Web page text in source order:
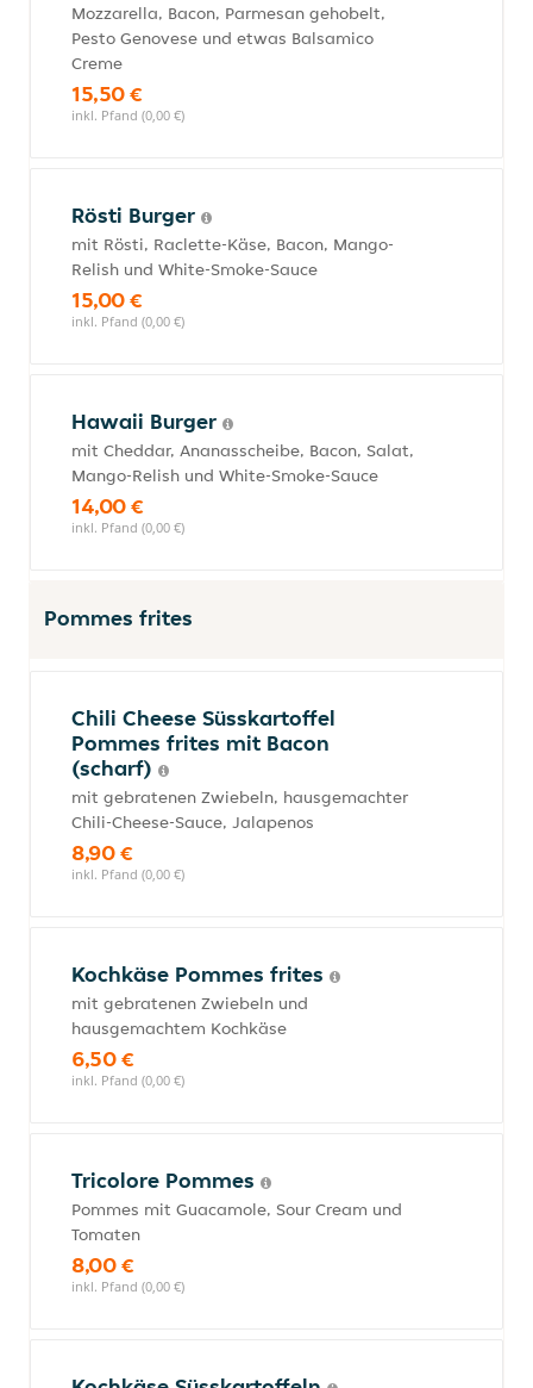
Mozzarella, Bacon, Parmesan gehobelt,
Pesto Genovese und etwas Balsamico
Creme
15,50 €
inkl. Pfand (0,00 €)
Rösti Burger
mit Rösti, Raclette-Käse, Bacon, Mango-
Relish und White-Smoke-Sauce
15,00 €
inkl. Pfand (0,00 €)
Hawaii Burger
mit Cheddar, Ananasscheibe, Bacon, Salat,
Mango-Relish und White-Smoke-Sauce
14,00 €
inkl. Pfand (0,00 €)
Pommes frites
Chili Cheese Süsskartoffel
Pommes frites mit Bacon
(scharf)
mit gebratenen Zwiebeln, hausgemachter
Chili-Cheese-Sauce, Jalapenos
8,90 €
inkl. Pfand (0,00 €)
Kochkäse Pommes frites
mit gebratenen Zwiebeln und
hausgemachtem Kochkäse
6,50 €
inkl. Pfand (0,00 €)
Tricolore Pommes
Pommes mit Guacamole, Sour Cream und
Tomaten
8,00 €
inkl. Pfand (0,00 €)